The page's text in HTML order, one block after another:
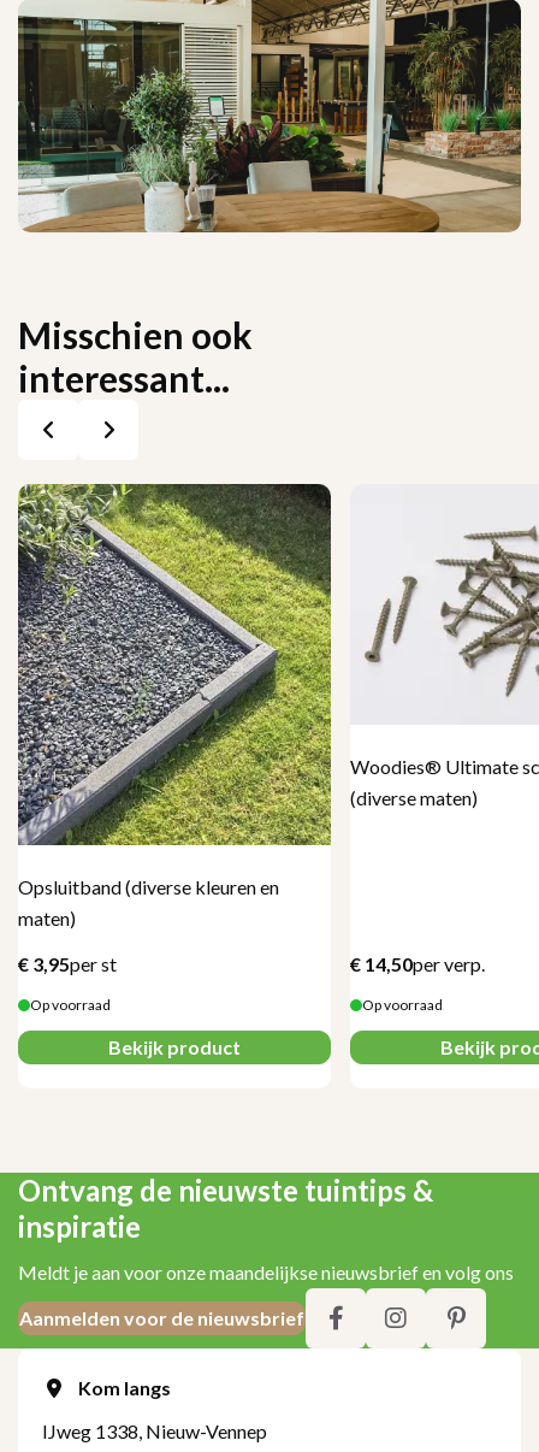
Misschien ook
interessant...
Opsluitband (diverse kleuren en
maten)
€ 3,95per st
Op voorraad
Bekijk product
Woodies® Ultimate
(diverse maten)
€ 14,50per verp.
Op voorraad
Bekijk
Ontvang de nieuwste tuintips &
inspiratie
Meldt je aan voor onze maandelijkse nieuwsbrief en volg ons
Aanmelden voor de nieuwsbrief
Kom langs
IJweg 1338, Nieuw-Vennep